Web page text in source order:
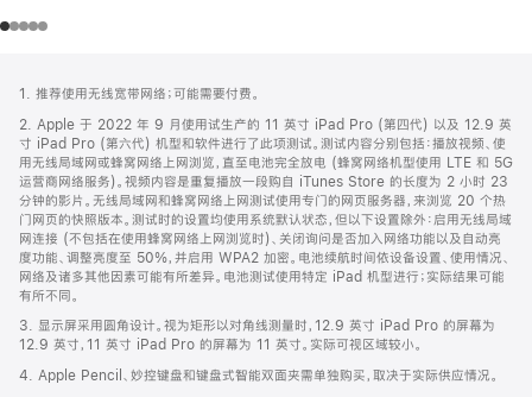
页
页
脚
注
1. 推荐使用无线宽带网络；可能需要付费。
2. Apple 于 2022 年 9 月使用试生产的 11 英寸 iPad Pro (第四代) 以及 12.9 英
寸 iPad Pro (第六代) 机型和软件进行了此项测试。测试内容分别包括：播放视频、使
用无线局域网或蜂窝网络上网浏览，直至电池完全放电 (蜂窝网络机型使用 LTE 和 5G
运营商网络服务)。视频内容是重复播放一段购自 iTunes Store 的长度为 2 小时 23
分钟的影片。无线局域网和蜂窝网络上网测试使用专门的网页服务器，来浏览 20 个热
门网页的快照版本。测试时的设置均使用系统默认状态，但以下设置除外：启用无线局域
网连接 (不包括在使用蜂窝网络上网浏览时)、关闭询问是否加入网络功能以及自动亮
度功能、调整亮度至 50%，并启用 WPA2 加密。电池续航时间依设备设置、使用情况、
网络及诸多其他因素可能有所差异。电池测试使用特定 iPad 机型进行；实际结果可能
有所不同。
3. 显示屏采用圆角设计。视为矩形以对角线测量时，12.9 英寸 iPad Pro 的屏幕为
12.9 英寸，11 英寸 iPad Pro 的屏幕为 11 英寸。实际可视区域较小。
4. Apple Pencil、妙控键盘和键盘式智能双面夹需单独购买，取决于实际供应情况。